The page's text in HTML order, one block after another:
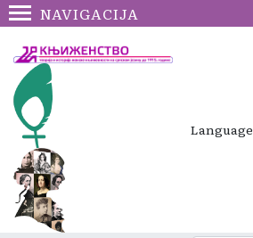
NAVIGACIJA
Language